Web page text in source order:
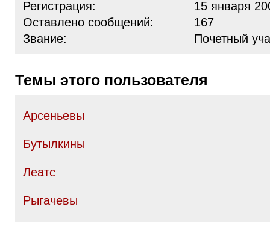
Регистрация:
15 января
Оставлено сообщений:
167
Звание:
Почетный
Темы этого пользователя
Арсеньевы
Бутылкины
Леатс
Рыгачевы